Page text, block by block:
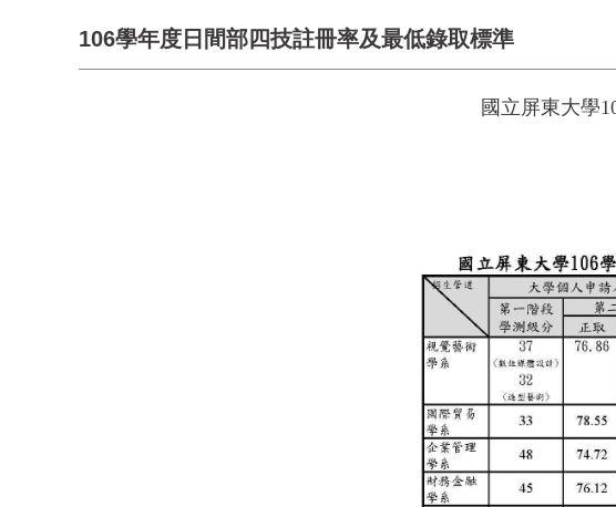
106學年度日間部四技註冊率及最低錄取標準
國立屏東大學